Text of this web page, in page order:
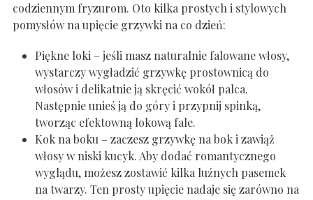
codziennym fryzurom. Oto kilka prostych i stylowych
pomysłów na upięcie grzywki na co dzień:
Piękne loki – jeśli masz naturalnie falowane włosy,
wystarczy wygładzić grzywkę prostownicą do
włosów i delikatnie ją skręcić wokół palca.
Następnie unieś ją do góry i przypnij spinką,
tworząc efektowną lokową fale.
Kok na boku – zaczesz grzywkę na bok i zawiąż
włosy w niski kucyk. Aby dodać romantycznego
wyglądu, możesz zostawić kilka luźnych pasemek
na twarzy. Ten prosty upięcie nadaje się zarówno na